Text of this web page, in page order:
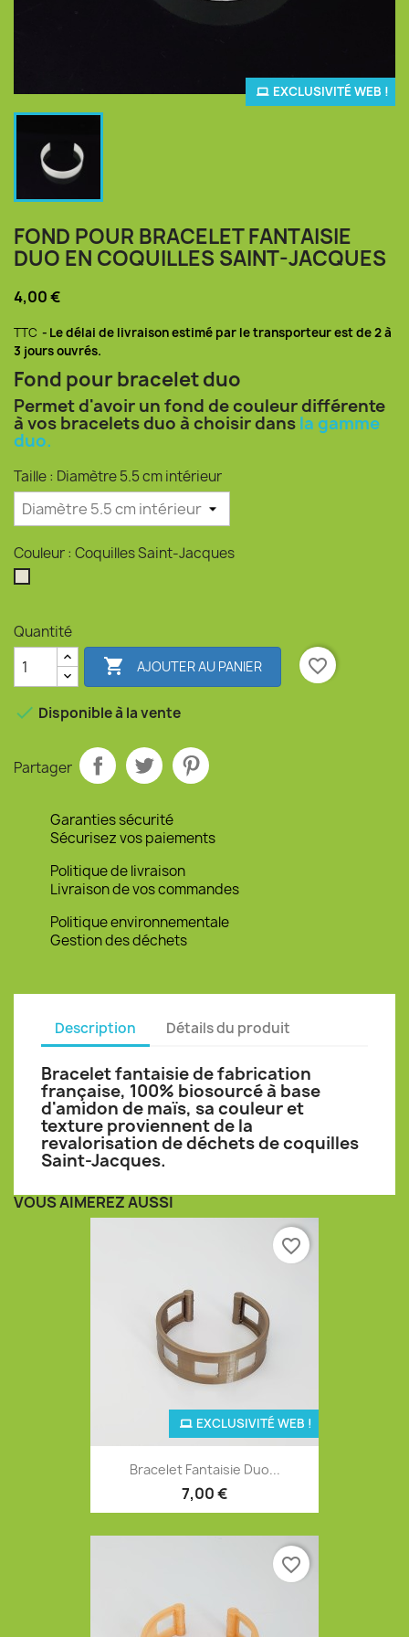
EXCLUSIVITÉ WEB !
FOND POUR BRACELET FANTAISIE
DUO EN COQUILLES SAINT-JACQUES
4,00 €
TTC
Le délai de livraison estimé par le transporteur est de 2 à
3 jours ouvrés.
Fond pour bracelet duo
Permet d'avoir un fond de couleur différente
à vos bracelets duo à choisir dans la gamme
duo.
Taille : Diamètre 5.5 cm intérieur
Couleur : Coquilles Saint-Jacques
Quantité
 AJOUTER AU PANIER favorite_border
 Disponible à la vente
Partager
Garanties sécurité
Sécurisez vos paiements
Politique de livraison
Livraison de vos commandes
Politique environnementale
Gestion des déchets
Description Détails du produit
Bracelet fantaisie de fabrication
française, 100% biosourcé à base
d'amidon de maïs, sa couleur et
texture proviennent de la
revalorisation de déchets de coquilles
Saint-Jacques.
VOUS AIMEREZ AUSSI
Bracelet Fantaisie Duo...
7,00 €
EXCLUSIVITÉ WEB !
favorite_border
favorite_border